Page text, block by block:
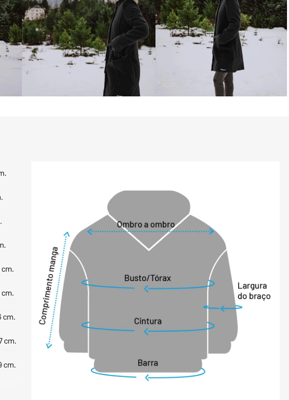
Além de sua qualidade funcional, o Casaco Trier Preto
conta com detalhes práticos e elegantes, como dois
bolsos externos e dois bolsos internos com fechamento em
zíper, garantindo segurança e acessibilidade para seus
pertences. O fechamento com botões ocultos dá um toque
clássico ao design, enquanto os acabamentos em metal
dourado e a etiqueta interna Fiero Name para
personalização demonstram um cuidado extra com cada
detalhe.
* Fechamento frontal através de botões;
* Dois bolsos externos laterais com forro em Thermo
Premium Lite, fechamento em zíper e capa protetora;
* Dois bolsos internos com fechamento em zíper;
* Acabamento de alta qualidade;
* Forração em tecido térmico Sense Fleece na parte interna
do produto (exceto mangas);
* Etiqueta interna Fiero Name.
PRINCIPAIS CARACTERÍSTICAS DA LÃ BATIDA:
Ideal para os dias mais frios, o casaco de lã batida é um
item essencial para manter o corpo aquecido. A lã se
diferencia do pelo pela natureza da superfície externa das
fibras e a superfície varia de acordo com a espessura e a
ondulação da fibra. Devido a essa ondulação, a lã tem uma
elasticidade e uma resistência longitudinal maiores que
outras fibras naturais. É quente e confortável, resistente
ao amassamento e absorve bem a transpiração e a
umidade, além de ser um excelente isolante térmico.
cm.
cm.
cm.